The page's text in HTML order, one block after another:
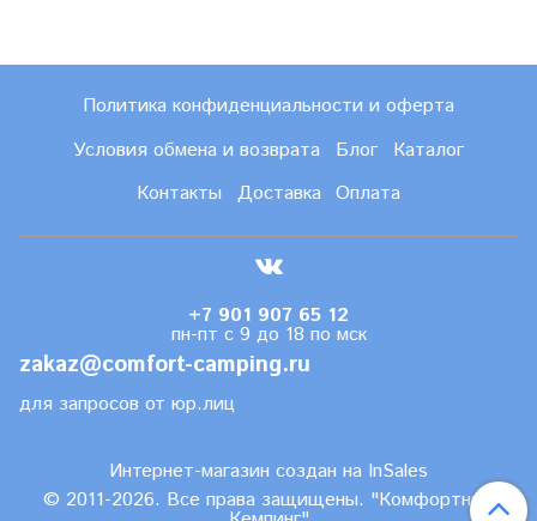
Политика конфиденциальности и оферта
Условия обмена и возврата
Блог
Каталог
Контакты
Доставка Оплата
+7 901 907 65 12
пн-пт с 9 до 18 по мск
zakaz@comfort-camping.ru
для запросов от юр.лиц
Интернет-магазин создан на InSales
© 2011-2026. Все права защищены. "Комфортный